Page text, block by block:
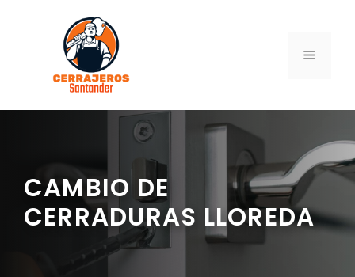
contenido
MENÚ
CAMBIO DE
CERRADURAS LLOREDA